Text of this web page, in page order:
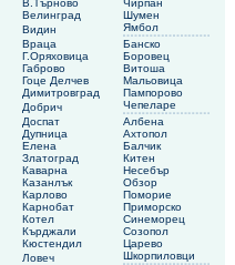
В.Търново
Чирпан
Велинград
Шумен
Видин
Ямбол
Враца
Банско
Г.Оряховица
Боровец
Габрово
Витоша
Гоце Делчев
Мальовица
Димитровград
Пампорово
Добрич
Чепеларе
Доспат
Албена
Дупница
Ахтопол
Елена
Балчик
Златоград
Китен
Каварна
Несебър
Казанлък
Обзор
Карлово
Поморие
Карнобат
Приморско
Котел
Синеморец
Кърджали
Созопол
Кюстендил
Царево
Ловеч
Шкорпиловци